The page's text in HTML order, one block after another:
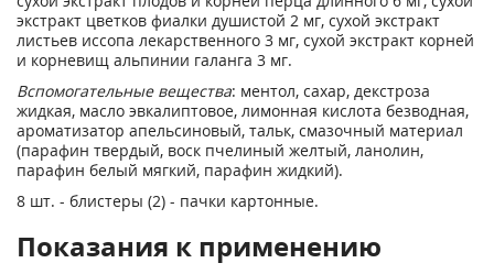
экстракт цветков фиалки душистой 2 мг, сухой экстракт
листьев иссопа лекарственного 3 мг, сухой экстракт корней
и корневищ альпинии галанга 3 мг.
Вспомогательные вещества: ментол, сахар, декстроза
жидкая, масло эвкалиптовое, лимонная кислота безводная,
ароматизатор апельсиновый, тальк, смазочный материал
(парафин твердый, воск пчелиный желтый, ланолин,
парафин белый мягкий, парафин жидкий).
8 шт. - блистеры (2) - пачки картонные.
Показания к применению